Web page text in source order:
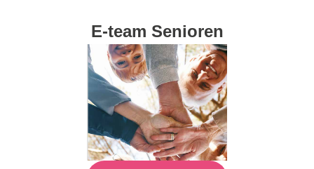
E-team Senioren